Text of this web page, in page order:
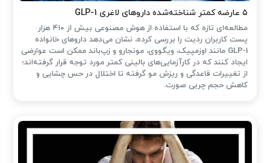
۵ عارضه کمتر شناخته‌شده داروهای لاغری GLP-1
مطالعه‌ای تازه که با استفاده از هوش مصنوعی بیش از ۴۱۰ هزار
پست کاربران ردیت را بررسی کرده، نشان می‌دهد داروهای خانواده
GLP-1 مانند اوزمپیک، ویگووی، مونجارو و زپ‌باند ممکن است عوارضی
ایجاد کنند که در کارآزمایی‌های بالینی کمتر مورد توجه قرار گرفته‌اند؛
از تغییرات قاعدگی و ریزش مو گرفته تا اختلال در حس چشایی و
کاهش حجم چربی صورت.